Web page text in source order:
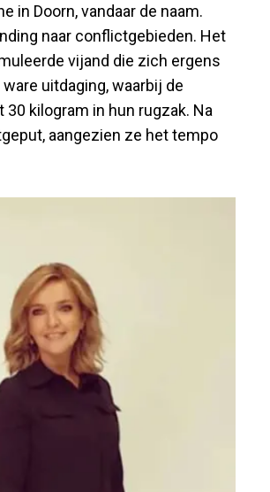
in Doorn, vandaar de naam.
naar conflictgebieden. Het
vijand die zich ergens
uitdaging, waarbij de
kilogram in hun rugzak. Na
aangezien ze het tempo